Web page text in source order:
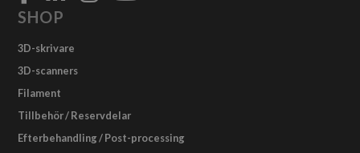
SHOP
3D-skrivare
3D-scanners
Filament
Tillbehör / Reservdelar
Efterbehandling / Post-processing